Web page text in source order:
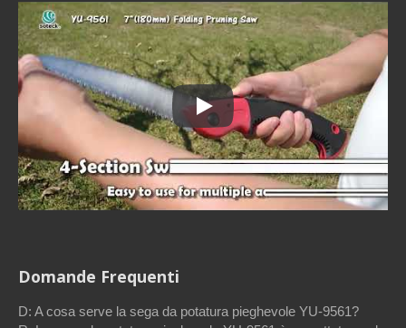
Sega pieghevole con denti a triplo
Domande Frequenti
D: A cosa serve la sega da potatura pieghevole YU-9561?